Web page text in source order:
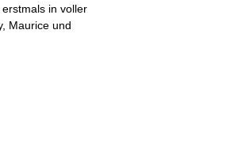
in voller
Maurice und